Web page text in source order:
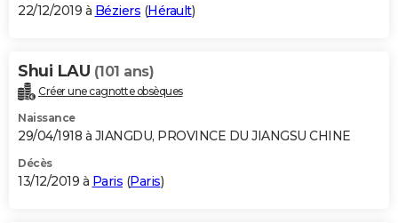
22/12/2019 à Béziers (Hérault)
Shui LAU (101 ans)
Créer une cagnotte obsèques
Naissance
29/04/1918 à JIANGDU, PROVINCE DU JIANGSU CHINE
Décès
13/12/2019 à Paris (Paris)